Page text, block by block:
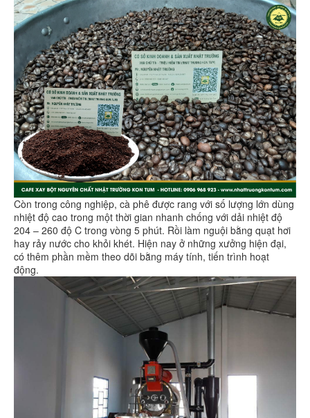
Còn trong công nghiệp, cà phê được rang với số lượng lớn dùng
nhiệt độ cao trong một thời gian nhanh chống với dải nhiệt độ
204 – 260 độ C trong vòng 5 phút. Rồi làm nguội bằng quạt hơi
hay rảy nước cho khỏi khét. Hiện nay ở những xưởng hiện đại,
có thêm phần mềm theo dõi bằng máy tính, tiến trình hoạt
động.